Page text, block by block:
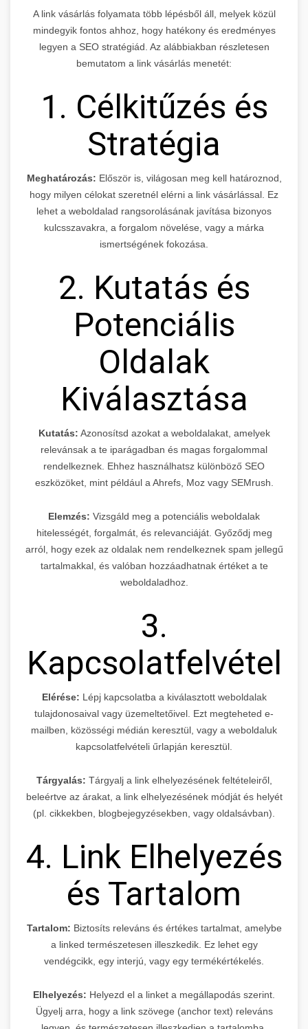
A link vásárlás folyamata több lépésből áll, melyek közül
mindegyik fontos ahhoz, hogy hatékony és eredményes
legyen a SEO stratégiád. Az alábbiakban részletesen
bemutatom a link vásárlás menetét:
1. Célkitűzés és
Stratégia
Meghatározás: Először is, világosan meg kell határoznod,
hogy milyen célokat szeretnél elérni a link vásárlással. Ez
lehet a weboldalad rangsorolásának javítása bizonyos
kulcsszavakra, a forgalom növelése, vagy a márka
ismertségének fokozása.
2. Kutatás és
Potenciális
Oldalak
Kiválasztása
Kutatás: Azonosítsd azokat a weboldalakat, amelyek
relevánsak a te iparágadban és magas forgalommal
rendelkeznek. Ehhez használhatsz különböző SEO
eszközöket, mint például a Ahrefs, Moz vagy SEMrush.
Elemzés: Vizsgáld meg a potenciális weboldalak
hitelességét, forgalmát, és relevanciáját. Győződj meg
arról, hogy ezek az oldalak nem rendelkeznek spam jellegű
tartalmakkal, és valóban hozzáadhatnak értéket a te
weboldaladhoz.
3.
Kapcsolatfelvétel
Elérése: Lépj kapcsolatba a kiválasztott weboldalak
tulajdonosaival vagy üzemeltetőivel. Ezt megteheted e-
mailben, közösségi médián keresztül, vagy a weboldaluk
kapcsolatfelvételi űrlapján keresztül.
Tárgyalás: Tárgyalj a link elhelyezésének feltételeiről,
beleértve az árakat, a link elhelyezésének módját és helyét
(pl. cikkekben, blogbejegyzésekben, vagy oldalsávban).
4. Link Elhelyezés
és Tartalom
Tartalom: Biztosíts releváns és értékes tartalmat, amelybe
a linked természetesen illeszkedik. Ez lehet egy
vendégcikk, egy interjú, vagy egy termékértékelés.
Elhelyezés: Helyezd el a linket a megállapodás szerint.
Ügyelj arra, hogy a link szövege (anchor text) releváns